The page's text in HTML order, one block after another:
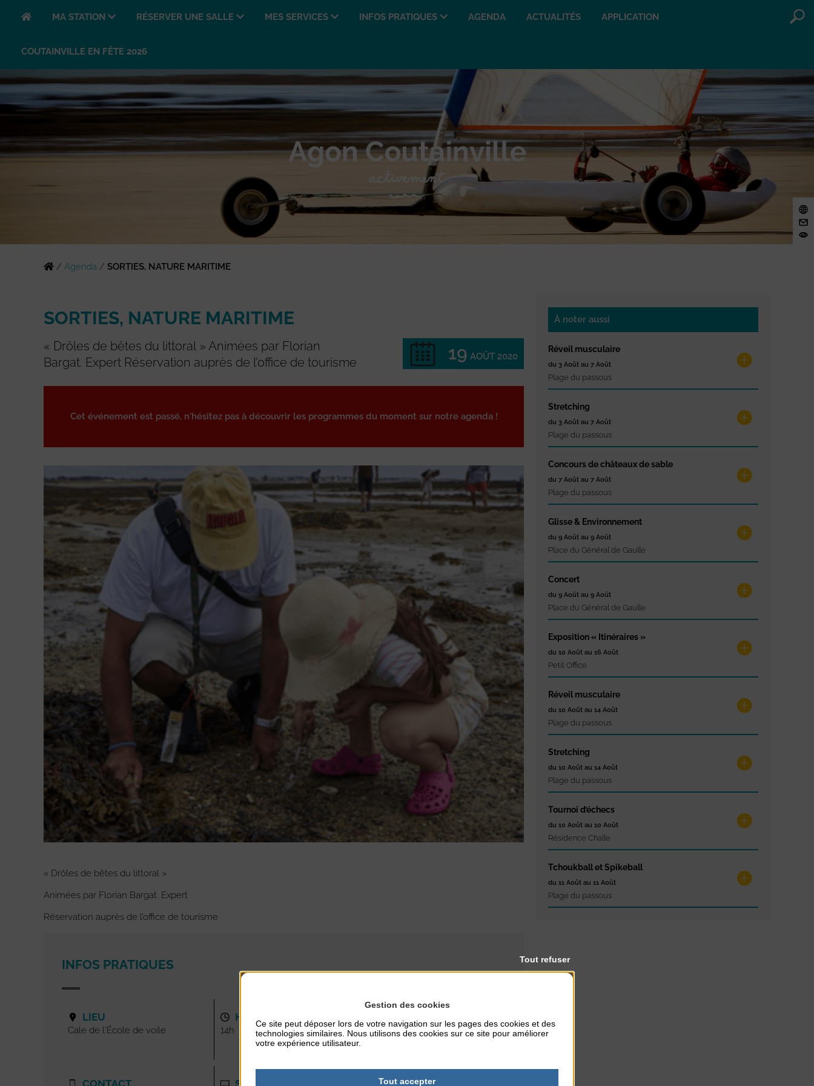
MA STATION RÉSERVER UNE SALLE MES SERVICES INFOS PRATIQUES AGENDA ACTUALITÉS APPLICATION
COUTAINVILLE EN FÊTE 2026
/ Agenda / SORTIES, NATURE MARITIME
SORTIES, NATURE MARITIME
« Drôles de bêtes du littoral » Animées par Florian
Bargat. Expert Réservation auprès de l’office de tourisme
19 AOÛT 2020
Cet événement est passé, n'hésitez pas à découvrir les programmes du moment sur notre agenda !
« Drôles de bêtes du littoral »
Animées par Florian Bargat. Expert
Réservation auprès de l’office de tourisme
INFOS PRATIQUES
LIEU
Cale de l'École de voile
HORAIRES
14h Gratuit
À noter aussi
Réveil musculaire
du 3 Août au 7 Août
Plage du passous
Stretching
du 3 Août au 7 Août
Plage du passous
Concours de châteaux de sable
du 7 Août au 7 Août
Plage du passous
Glisse & Environnement
du 9 Août au 9 Août
Place du Général de Gaulle
Concert
du 9 Août au 9 Août
Place du Général de Gaulle
Exposition « Itinéraires »
du 10 Août au 16 Août
Petit Office
Réveil musculaire
du 10 Août au 14 Août
Plage du passous
Stretching
du 10 Août au 14 Août
Plage du passous
Tournoi d’échecs
du 10 Août au 10 Août
Résidence Challe
Tchoukball et Spikeball
du 11 Août au 11 Août
Plage du passous
Gestion des cookies
Ce site peut déposer lors de votre navigation sur les pages des cookies et des
technologies similaires. Nous utilisons des cookies sur ce site pour améliorer
votre expérience utilisateur.
Tout accepter
Tout refuser